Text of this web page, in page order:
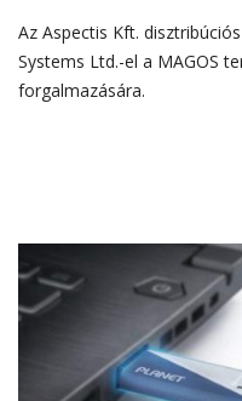
Az Aspectis Kft.
Systems Ltd.-el a MAGOS
forgalmazására.